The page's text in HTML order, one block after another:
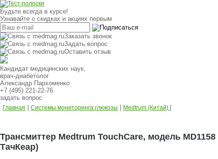
Будьте всегда в курсе!
Узнавайте о скидках и акциях первым
Заказать звонок
Задать вопрос
Оставить отзыв
Кандидат медицинских наук,
врач-диабетолог
Александр Пархоменко
+7 (495) 221-22-76
задать вопрос
Главная Системы мониторинга глюкозы Medtrum (Китай)
Трансмиттер Medtrum TouchCare, модель
ТачКеар)